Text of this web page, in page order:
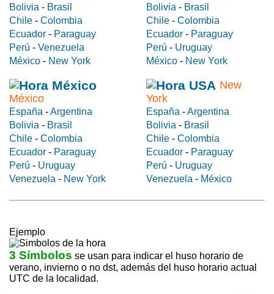
Bolivia - Brasil
Chile - Colombia
Ecuador - Paraguay
Perú - Venezuela
México - New York
Bolivia - Brasil
Chile - Colombia
Ecuador - Paraguay
Perú - Uruguay
México - New York
México
España -Argentina
Bolivia - Brasil
Chile - Colombia
Ecuador - Paraguay
Perú - Uruguay
Venezuela - New York
New
York
España -Argentina
Bolivia - Brasil
Chile - Colombia
Ecuador - Paraguay
Perú - Uruguay
Venezuela - México
Ejemplo
3 Símbolos se usan para indicar el huso horario de
verano, invierno o no dst, además del huso horario actual
UTC de la localidad.